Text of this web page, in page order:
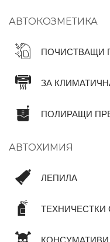
АВТОКОЗМЕТИКА
ПОЧИСТВАЩИ
ЗА
ПОЛИРАЩИ
АВТОХИМИЯ
ЛЕПИЛА
ТЕХНИЧЕСТКИ